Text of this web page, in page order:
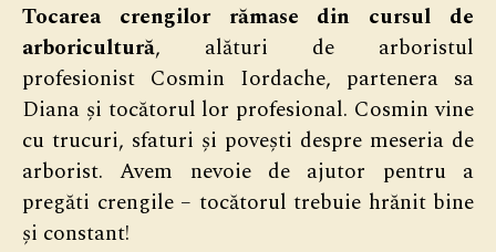
Tocarea crengilor rămase din cursul de
arboricultură, alături de arboristul
profesionist Cosmin Iordache, partenera sa
Diana și tocătorul lor profesional. Cosmin vine
cu trucuri, sfaturi și povești despre meseria de
arborist. Avem nevoie de ajutor pentru a
pregăti crengile – tocătorul trebuie hrănit bine
și constant!